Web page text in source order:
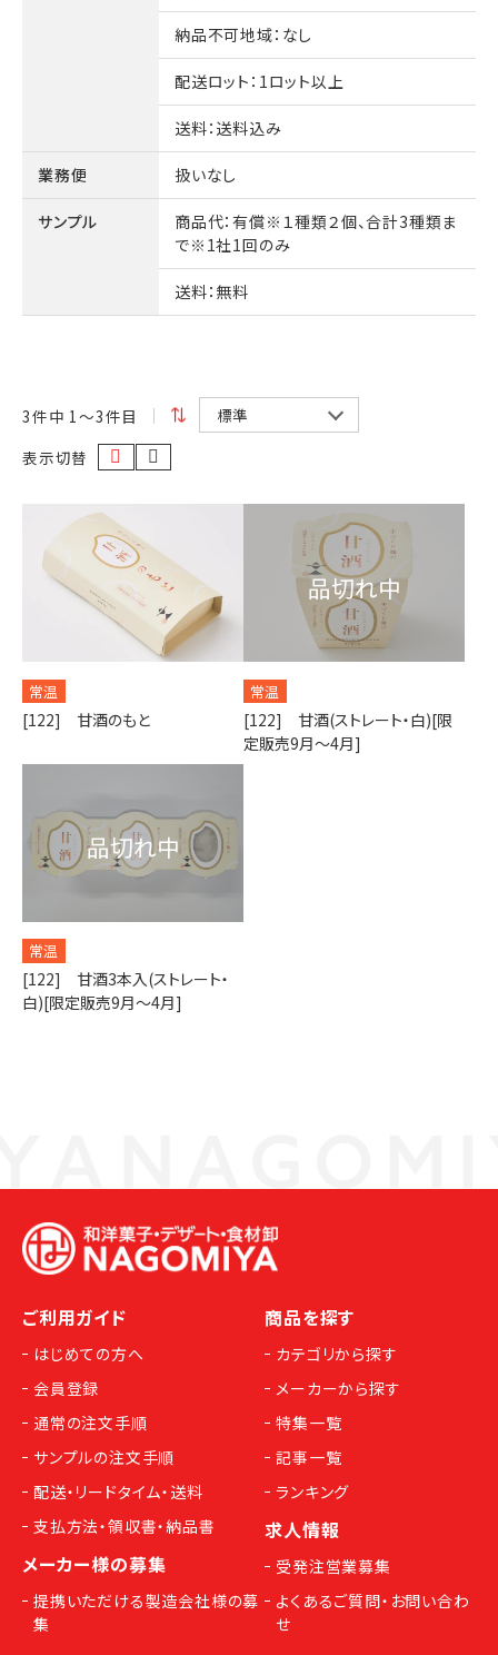
納品不可地域：なし
配送ロット ：1ロット以上
送料：送料込み
業務便 扱いなし
サンプル 商品代：有償※１種類２個、合計3種類ま
で※1社1回のみ
送料：無料
3件中 1〜3件目
表示切替
常温
[122] 甘酒のもと
常温
[122] 甘酒(ストレート・白)[限
定販売9月～4月]
常温
[122] 甘酒3本入(ストレート・
白)[限定販売9月～4月]
ご利用ガイド
はじめての方へ
会員登録
通常の注文手順
サンプルの注文手順
配送・リードタイム・送料
支払方法・領収書・納品書
メーカー様の募集
提携いただける製造会社様の募
集
商品を探す
カテゴリから探す
メーカーから探す
特集一覧
記事一覧
ランキング
求人情報
受発注営業募集
よくあるご質問・お問い合わ
せ